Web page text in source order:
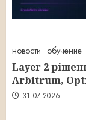
новости обучение
Layer 2
Arbitrum,
31.07.2026